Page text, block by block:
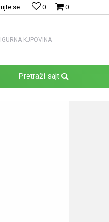
0
0
se
KUPOVINA
Pretraži sajt